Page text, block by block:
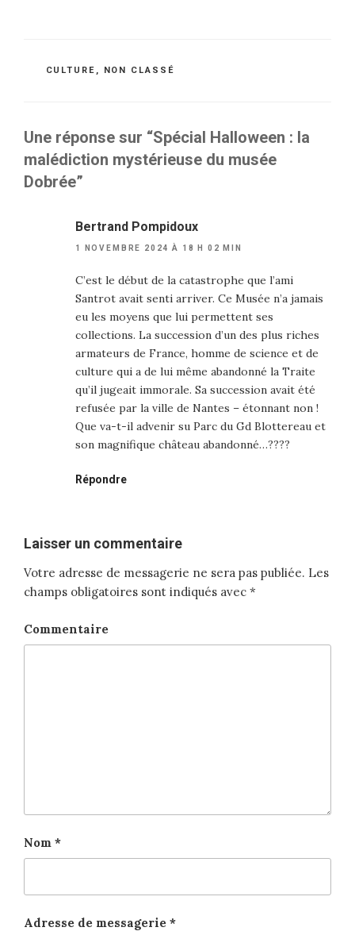
CATÉGORIES
CULTURE NON CLASSÉ
Une réponse sur “Spécial Halloween : la
malédiction mystérieuse du musée
Dobrée”
Bertrand Pompidoux
1 NOVEMBRE 2024 À 18 H 02 MIN
C’est le début de la catastrophe que l’ami
Santrot avait senti arriver. Ce Musée n’a jamais
eu les moyens que lui permettent ses
collections. La succession d’un des plus riches
armateurs de France, homme de science et de
culture qui a de lui même abandonné la Traite
qu’il jugeait immorale. Sa succession avait été
refusée par la ville de Nantes – étonnant non !
Que va-t-il advenir su Parc du Gd Blottereau et
son magnifique château abandonné…????
Répondre
Laisser un commentaire
Votre adresse de messagerie ne sera pas publiée. Les
champs obligatoires sont indiqués avec *
Commentaire
Nom *
Adresse de messagerie *